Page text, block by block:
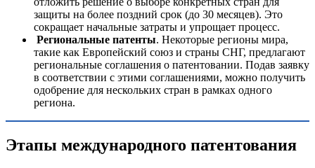
защиты на более поздний срок (до 30 месяцев). Это
сокращает начальные затраты и упрощает процесс.
Региональные патенты. Некоторые регионы мира,
такие как Европейский союз и страны СНГ, предлагают
региональные соглашения о патентовании. Подав заявку
в соответствии с этими соглашениями, можно получить
одобрение для нескольких стран в рамках одного
региона.
Этапы международного патентования